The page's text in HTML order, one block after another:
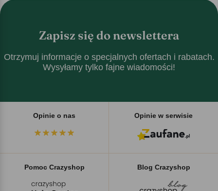
Zapisz się do newslettera
Otrzymuj informacje o specjalnych ofertach i rabatach.
Wysyłamy tylko fajne wiadomości!
Opinie o nas Opinie w serwisie
Pomoc Crazyshop Blog Crazyshop